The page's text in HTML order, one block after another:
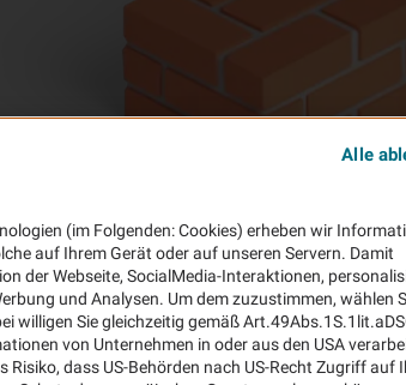
(im Folgenden: Cookies) erheben wir
auf Ihrem Gerät oder auf unseren Servern. Damit
der Webseite, SocialMedia-Interaktionen,
und Analysen. Um dem zuzustimmen, wählen
willigen Sie gleichzeitig gemäß
von Unternehmen in oder aus den USA
Risiko, dass US-Behörden nach US-Recht Zugriff auf
Alle